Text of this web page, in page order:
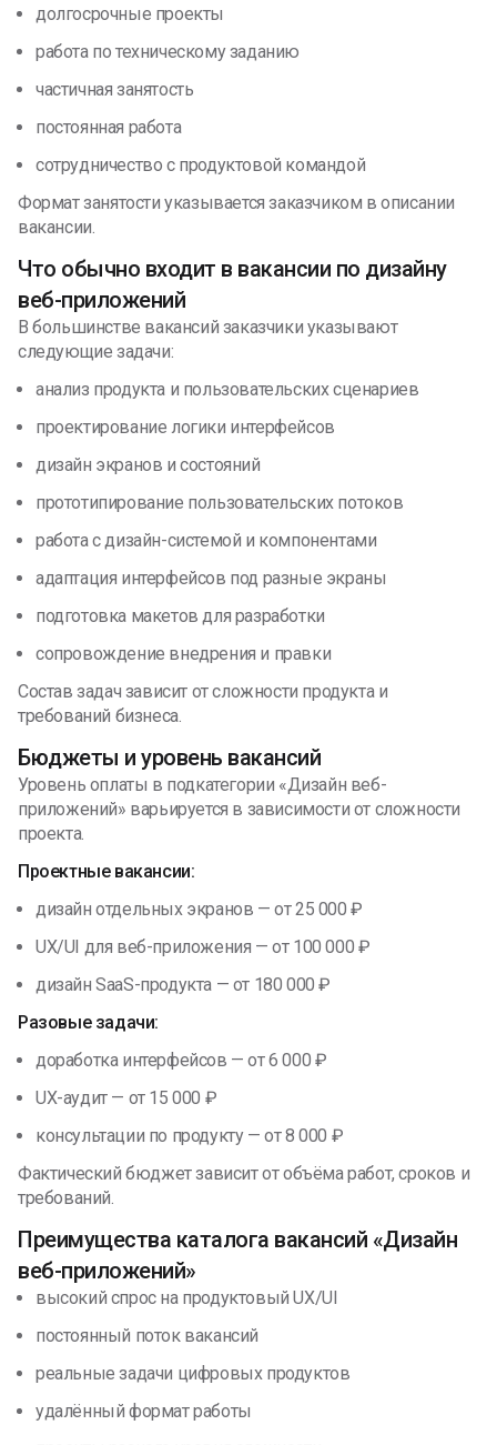
долгосрочные проекты
работа по техническому заданию
частичная занятость
постоянная работа
сотрудничество с продуктовой командой
Формат занятости указывается заказчиком в описании
вакансии.
Что обычно входит в вакансии по дизайну
веб-приложений
В большинстве вакансий заказчики указывают
следующие задачи:
анализ продукта и пользовательских сценариев
проектирование логики интерфейсов
дизайн экранов и состояний
прототипирование пользовательских потоков
работа с дизайн-системой и компонентами
адаптация интерфейсов под разные экраны
подготовка макетов для разработки
сопровождение внедрения и правки
Состав задач зависит от сложности продукта и
требований бизнеса.
Бюджеты и уровень вакансий
Уровень оплаты в подкатегории «Дизайн веб-
приложений» варьируется в зависимости от сложности
проекта.
Проектные вакансии:
дизайн отдельных экранов — от 25 000 ₽
UX/UI для веб-приложения — от 100 000 ₽
дизайн SaaS-продукта — от 180 000 ₽
Разовые задачи:
доработка интерфейсов — от 6 000 ₽
UX-аудит — от 15 000 ₽
консультации по продукту — от 8 000 ₽
Фактический бюджет зависит от объёма работ, сроков и
требований.
Преимущества каталога вакансий «Дизайн
веб-приложений»
высокий спрос на продуктовый UX/UI
постоянный поток вакансий
реальные задачи цифровых продуктов
удалённый формат работы